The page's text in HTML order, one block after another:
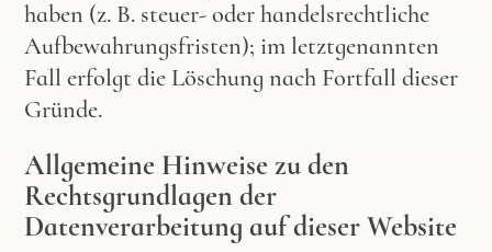
haben (z. B. steuer- oder handelsrechtliche
Aufbewahrungsfristen); im letztgenannten
Fall erfolgt die Löschung nach Fortfall dieser
Gründe.
Allgemeine Hinweise zu den
Rechtsgrundlagen der
Datenverarbeitung auf dieser Website